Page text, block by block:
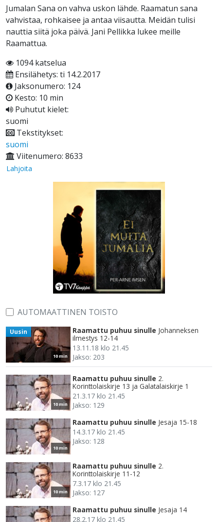
Jumalan Sana on vahva uskon lähde. Raamatun sana
vahvistaa, rohkaisee ja antaa viisautta. Meidän tulisi
nauttia siitä joka päivä. Jani Pellikka lukee meille
Raamattua.
1094 katselua
Ensilähetys: ti 14.2.2017
Jaksonumero: 124
Kesto: 10 min
Puhutut kielet:
suomi
Tekstitykset:
suomi
Viitenumero: 8633
Lahjoita
AUTOMAATTINEN TOISTO
10 min
Uusin Raamattu puhuu sinulle Johanneksen
ilmestys 12-14
13.11.18 klo 21.45
Jakso: 203
10 min
Raamattu puhuu sinulle 2.
Korinttolaiskirje 13 ja Galatalaiskirje 1
21.3.17 klo 21.45
Jakso: 129
10 min
Raamattu puhuu sinulle Jesaja 15-18
14.3.17 klo 21.45
Jakso: 128
10 min
Raamattu puhuu sinulle 2.
Korinttolaiskirje 11-12
7.3.17 klo 21.45
Jakso: 127
Raamattu puhuu sinulle Jesaja 14
28.2.17 klo 21.45